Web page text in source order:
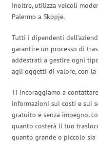
Inoltre, utilizza veicoli
Palermo a Skopje.
Tutti i dipendenti
garantire un processo di
addestrati a gestire ogni
agli oggetti di valore, con la
Ti incoraggiamo a
informazioni sui costi e sui
gratuito e senza impegno,
quanto costerà il tuo
quanto grande o piccolo